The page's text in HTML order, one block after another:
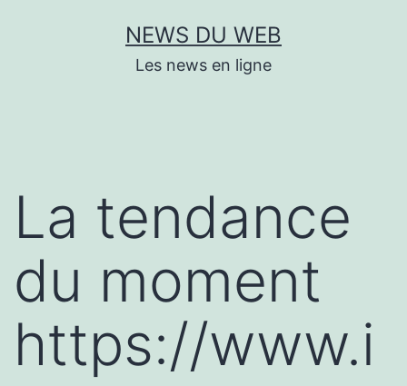
NEWS DU WEB
Les news en ligne
La tendance
du moment
https://www.i